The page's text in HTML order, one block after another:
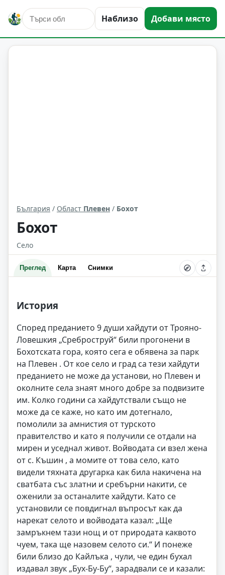
Наблизо Добави място
Бохот Област: Плевен
България / Област Плевен / Бохот
Бохот
Село
Преглед Карта Снимки
История
Според преданието 9 души хайдути от Трояно-
Ловешкия „Среброструй“ били прогонени в
Бохотската гора, която сега е обявена за парк
на Плевен . От кое село и град са тези хайдути
преданието не може да установи, но Плевен и
околните села знаят много добре за подвизите
им. Колко години са хайдутствали също не
може да се каже, но като им дотегнало,
помолили за амнистия от турското
правителство и като я получили се отдали на
мирен и уседнал живот. Войводата си взел жена
от с. Къшин , а момите от това село, като
видели тяхната другарка как била накичена на
сватбата със златни и сребърни накити, се
оженили за останалите хайдути. Като се
установили се повдигнал въпросът как да
нарекат селото и войводата казал: „Ще
замръкнем тази нощ и от природата каквото
чуем, така ще назовем селото си.“ И понеже
били близо до Кайлъка , чули, че един бухал
издавал звук „Бух-Бу-Бу“, зарадвали се и казали: